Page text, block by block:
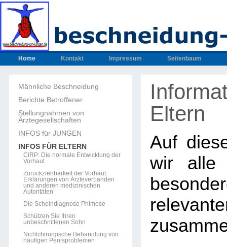
Home Kontakt Impressum Seitenbaum
Männliche Beschneidung
Berichte Betroffener
Stellungnahmen von
Ärztegesellschaften
INFOS für JUNGEN
INFOS FÜR ELTERN
CIRP: Die normale Entwicklung der
Vorhaut
Zurückziehbarkeit der Vorhaut:
Erklärungen von Ärzteverbänden
und anderen medizinischen
Autoritäten
Die Scheindiagnose Phimose
Schützen Sie Ihren
unbeschnittenen Sohn
Nichtchirurgische Behandlung von
häufigen Penisproblemen
Eltern
Auf
wir alle